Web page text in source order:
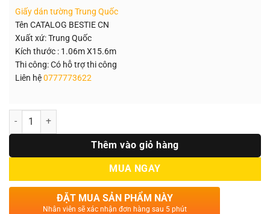
1.400.000₫.
là:
Giấy dán tường Trung Quốc
Tên CATALOG BESTIE CN
Xuất xứ: Trung Quốc
Kích thước : 1.06m X15.6m
Thi công: Có hỗ trợ thi công
Liên hệ0777773622
Số lượng
Thêm vào giỏ hàng
MUA NGAY
ĐẶT MUA SẢN PHẨM NÀY
Nhân viên sẽ xác nhận đơn hàng sau 5 phút